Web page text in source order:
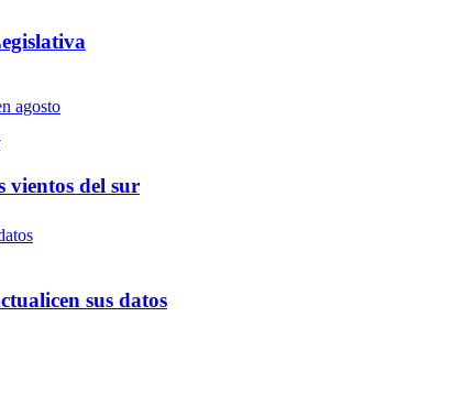
sus datos
vientos del sur